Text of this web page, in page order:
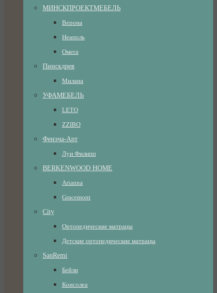
МИНСКПРОЕКТМЕБЕЛЬ
Верона
Неаполь
Омега
Пинскдрев
Милана
УФАМЕБЕЛЬ
LETO
ZZIBO
Фенэча-Арт
Луи Филипп
BERKENWOOD HOME
Arianna
Gracemont
City
Ортопедические матрацы
Детские ортопедические матрацы
SanRemi
Бейли
Консолеа